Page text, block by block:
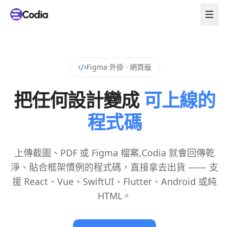
Figma 外掛 · 網頁版
把任何設計變成 可上線的
程式碼
上傳截圖、PDF 或 Figma 檔案,Codia 就會回傳乾
淨、貼合框架慣例的程式碼，直接拿去出貨 —— 支
援 React、Vue、SwiftUI、Flutter、Android 或純
HTML。